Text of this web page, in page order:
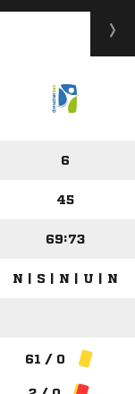
6
45
69:73
N | S | N | U | N
61 / 0